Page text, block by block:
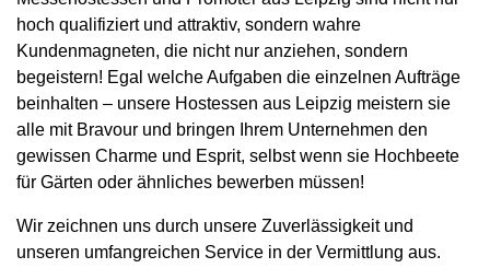
hoch qualifiziert und attraktiv, sondern wahre
Kundenmagneten, die nicht nur anziehen, sondern
begeistern! Egal welche Aufgaben die einzelnen Aufträge
beinhalten – unsere Hostessen aus Leipzig meistern sie
alle mit Bravour und bringen Ihrem Unternehmen den
gewissen Charme und Esprit, selbst wenn sie Hochbeete
für Gärten oder ähnliches bewerben müssen!
Wir zeichnen uns durch unsere Zuverlässigkeit und
unseren umfangreichen Service in der Vermittlung aus.